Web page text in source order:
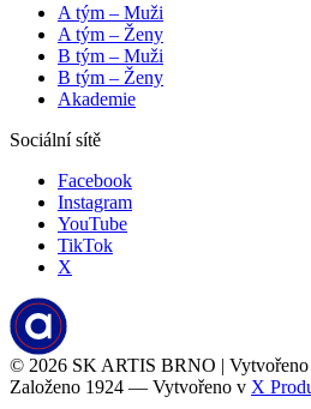
A tým – Muži
A tým – Ženy
B tým – Muži
B tým – Ženy
Akademie
Sociální sítě
Facebook
Instagram
YouTube
TikTok
X
© 2026 SK ARTIS BRNO |
Založeno 1924 — Vytvořeno v X